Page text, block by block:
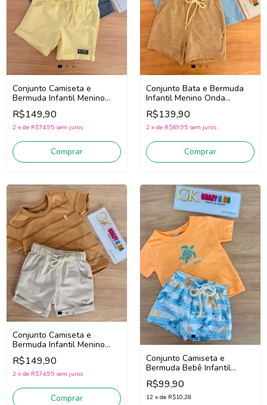
Conjunto Camiseta e
Bermuda Infantil Menino
Onda Marinha 1263075
(Cinza/Amarelo)
R$149,90
2 x de R$74,95 sem juros
Comprar
Conjunto Bata e Bermuda
Infantil Menino Onda
Marinha 1263077
(Azul/Bege)
R$139,90
2 x de R$69,95 sem juros
Comprar
Conjunto Camiseta e
Bermuda Infantil Menino
Onda Marinha 1263075
(Ocre)
R$149,90
2 x de R$74,95 sem juros
Comprar
Conjunto Camiseta e
Bermuda Bebê Infantil
Menino Divertto 16393
(Laranja/Azul)
R$99,90
12 x de R$10,28